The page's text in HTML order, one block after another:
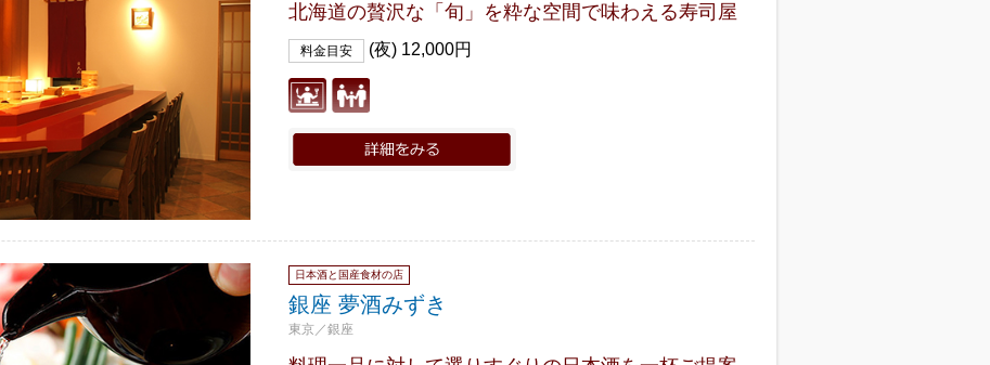
北海道の贅沢な「旬」を粋な空間で味わえる寿司屋
料金目安 (夜) 12,000円
日本酒と国産食材の店
銀座 夢酒みずき
東京／銀座